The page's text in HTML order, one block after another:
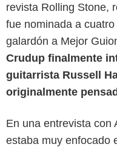
revista Rolling Stone,
fue nominada a
galardón a Mejor
Crudup finalmente
guitarrista Russell
originalmente
En una entrevista con
estaba muy enfocado